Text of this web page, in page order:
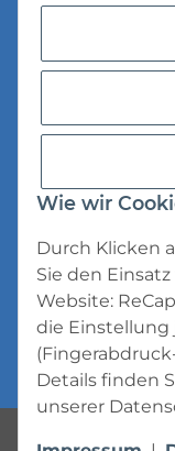
Datenschutz
Impressum
* Alle Preise
Versand
Wie wir
Durch Klicken
Sie den
Website:
die Einstellung
Details finden
unserer